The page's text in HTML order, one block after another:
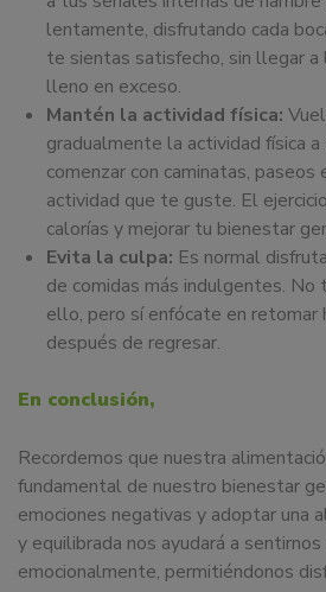
lentamente, disfrutando cada
te sientas satisfecho, sin llegar a
lleno en exceso.
Mantén la actividad física:
gradualmente la actividad física
comenzar con caminatas,
actividad que te guste. El
calorías y mejorar tu bienestar
Evita la culpa: Es normal
de comidas más indulgentes.
ello, pero sí enfócate en retomar
después de regresar.
En conclusión,
Recordemos que nuestra
fundamental de nuestro bienestar
emociones negativas y adoptar una
y equilibrada nos ayudará a
emocionalmente, permitiéndonos